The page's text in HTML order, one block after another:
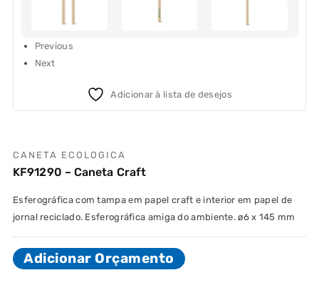
Previous
Next
Adicionar à lista de desejos
CANETA ECOLOGICA
KF91290 – Caneta Craft
Esferográfica com tampa em papel craft e interior em papel de
jornal reciclado. Esferográfica amiga do ambiente. ø6 x 145 mm
Adicionar Orçamento